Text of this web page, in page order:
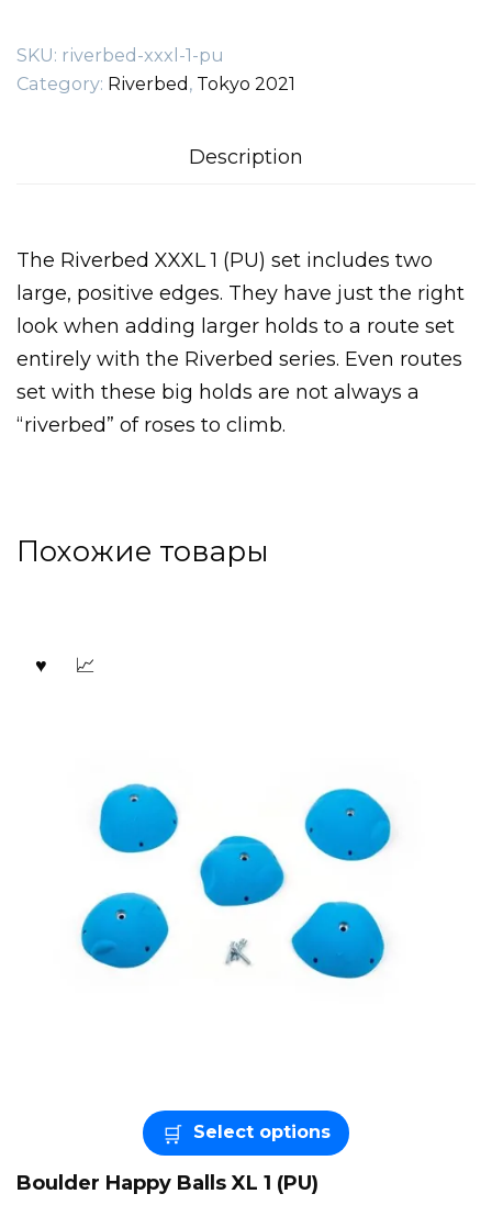
SKU: riverbed-xxxl-1-pu
Category: Riverbed, Tokyo 2021
Description
The Riverbed XXXL 1 (PU) set includes two
large, positive edges. They have just the right
look when adding larger holds to a route set
entirely with the Riverbed series. Even routes
set with these big holds are not always a
“riverbed” of roses to climb.
Похожие товары
Select options
Boulder Happy Balls XL 1 (PU)